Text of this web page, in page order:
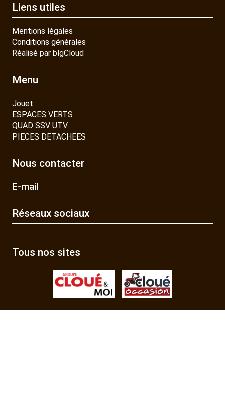
Liens utiles
Mentions légales
Conditions générales
Réalisé par blgCloud
Menu
Jouet
ESPACES VERTS
QUAD SSV UTV
PIECES DETACHEES
Nous contacter
E-mail
Réseaux sociaux
Tous nos sites